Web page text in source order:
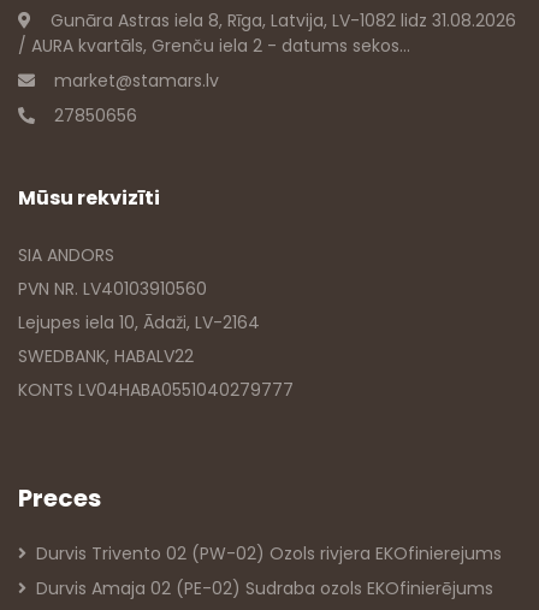
Gunāra Astras iela 8, Rīga, Latvija, LV-1082 lidz 31.08.2026
/ AURA kvartāls, Grenču iela 2 - datums sekos...
market@stamars.lv
27850656
Mūsu rekvizīti
SIA ANDORS
PVN NR. LV40103910560
Lejupes iela 10, Ādaži, LV-2164
SWEDBANK, HABALV22
KONTS LV04HABA0551040279777
Preces
Durvis Trivento 02 (PW-02) Ozols rivjera EKOfinierejums
Durvis Amaja 02 (PE-02) Sudraba ozols EKOfinierējums